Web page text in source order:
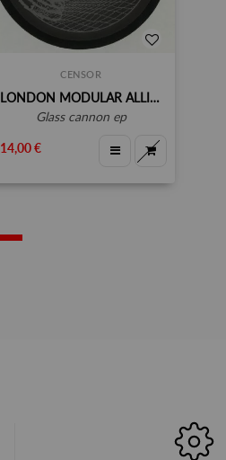
CENSOR
LONDON MODULAR ALLIANCE
glass cannon ep
14,00 €